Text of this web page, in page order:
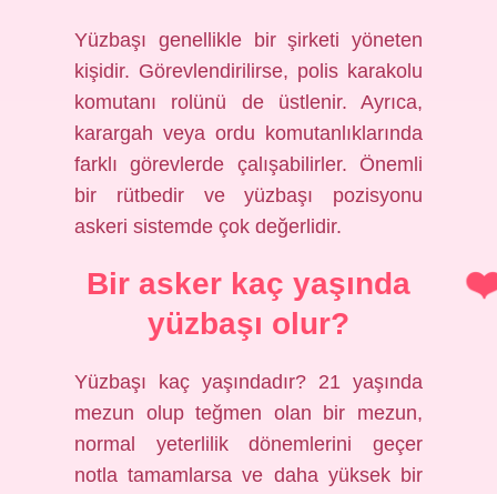
Yüzbaşı genellikle bir şirketi yöneten
kişidir. Görevlendirilirse, polis karakolu
komutanı rolünü de üstlenir. Ayrıca,
karargah veya ordu komutanlıklarında
farklı görevlerde çalışabilirler. Önemli
bir rütbedir ve yüzbaşı pozisyonu
askeri sistemde çok değerlidir.
Bir asker kaç yaşında
yüzbaşı olur?
Yüzbaşı kaç yaşındadır? 21 yaşında
mezun olup teğmen olan bir mezun,
normal yeterlilik dönemlerini geçer
notla tamamlarsa ve daha yüksek bir